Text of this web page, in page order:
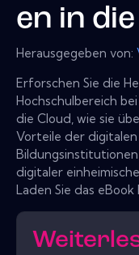
en in
Herausgegeben von:
Erforschen Sie die
Hochschulbereich
die Cloud, wie sie
Vorteile der
digitaler
Laden Sie das